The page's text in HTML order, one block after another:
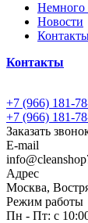
Немного
Новости
Контакты
+7 (966) 181-
+7 (966) 181-
Заказать
E-mail
Адрес
Москва,
Режим работы
Пн - Пт: с